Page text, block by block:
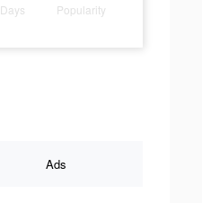
Days Popularity
Ads